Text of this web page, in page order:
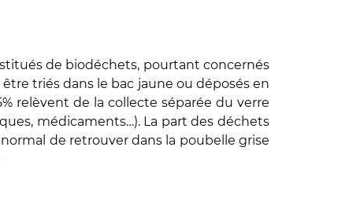
de biodéchets, pourtant concernés
triés dans le bac jaune ou déposés en
relèvent de la collecte séparée du verre
médicaments…). La part des déchets
de retrouver dans la poubelle grise